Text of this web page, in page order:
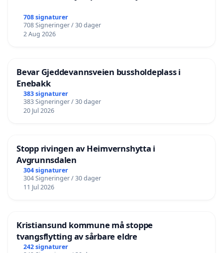
708 signaturer
708 Signeringer / 30 dager
2 Aug 2026
Bevar Gjeddevannsveien bussholdeplass i
Enebakk
383 signaturer
383 Signeringer / 30 dager
20 Jul 2026
Stopp rivingen av Heimvernshytta i
Avgrunnsdalen
304 signaturer
304 Signeringer / 30 dager
11 Jul 2026
Kristiansund kommune må stoppe
tvangsflytting av sårbare eldre
242 signaturer